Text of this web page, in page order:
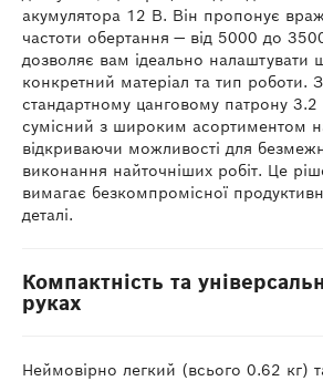
акумулятора 12 В. Він пропонує
частоти обертання — від 5000 до
дозволяє вам ідеально налаштувати
конкретний матеріал та тип роботи.
стандартному цанговому патрону
сумісний з широким асортиментом
відкриваючи можливості для
виконання найточніших робіт. Це
вимагає безкомпромісної
деталі.
Компактність та
руках
Неймовірно легкий (всього 0.62 кг)